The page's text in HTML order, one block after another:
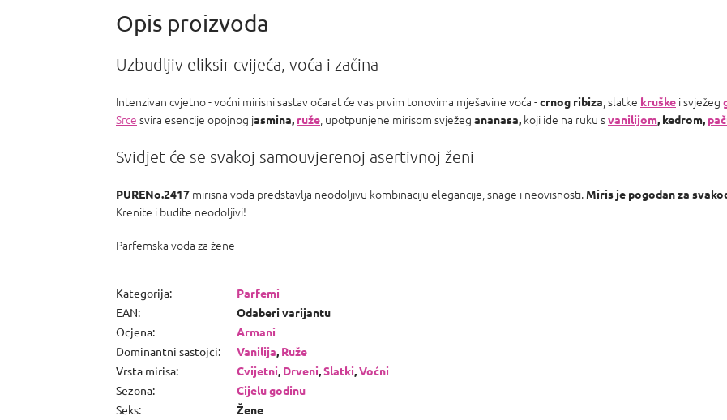
Baccarat R.
540 a Armani
Uzbudljiv eliksir cvijeća, voća i začina
Intenzivan cvjetno - voćni mirisni sastav očarat će vas prvim tonovima mješavine voća -crnog ribiza, slatke kruške i svježeg
Srce svira esencije opojnog jasmina, ruže, upotpunjene mirisom svježeg ananasa, koji ide na ruku svanilijom, kedrom,
Svidjet će se svakoj samouvjerenoj asertivnoj ženi
PURENo.2417 mirisna voda predstavlja neodoljivu kombinaciju elegancije, snage i neovisnosti. Miris je pogodan za
Krenite i budite neodoljivi!
Parfemska voda za žene
Kategorija:
Parfemi
EAN:
Odaberi varijantu
Ocjena:
Armani
Dominantni sastojci: Vanilija, Ruže
Vrsta mirisa: Cvijetni, Drveni,Slatki,Voćni
Sezona:
Cijelu godinu
Seks: Žene